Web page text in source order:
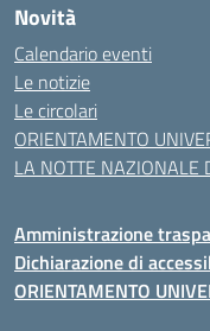
Novità
Calendario eventi
Le notizie
Le circolari
ORIENTAMENTO
LA NOTTE NAZIONALE
Amministrazione
Dichiarazione di
ORIENTAMENTO